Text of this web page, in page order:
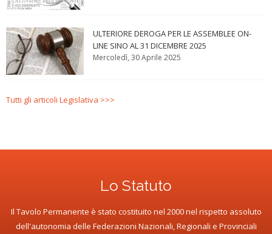
ULTERIORE DEROGA PER LE ASSEMBLEE ON-
LINE SINO AL 31 DICEMBRE 2025
Mercoledì, 30 Aprile 2025
Tutti gli articoli Legislativa >>>
Lo Statuto
Il Tavolo Permanente è stato costituito nel 2000 nel rispetto assoluto
dell'autonomia delle Federazioni Nazionali, Regionali e Provinciali